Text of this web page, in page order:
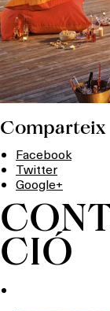
Comparteix
Facebook
Twitter
Google+
CIÓ